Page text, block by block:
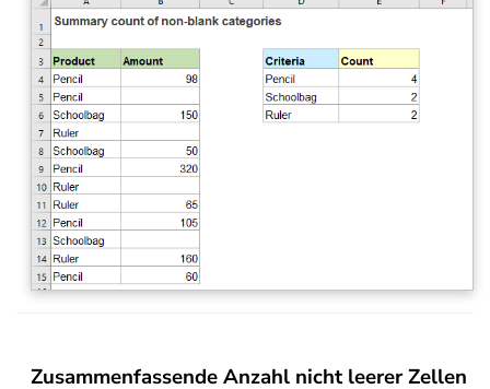
Zusammenfassende Anzahl nicht leerer Zellen